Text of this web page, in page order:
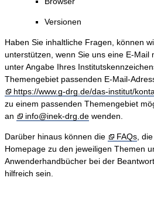
Versionen
Haben Sie inhaltliche Fragen, können
unterstützen, wenn Sie uns eine E-Mail
unter Angabe Ihres
Themengebiet passenden E-Mail-
https://www.g-drg.de/das-institut/
zu einem passenden Themengebiet
an
info@inek-drg.de wenden.
Darüber hinaus können die FAQs,
Homepage zu den jeweiligen Themen
Anwenderhandbücher bei der
hilfreich sein.